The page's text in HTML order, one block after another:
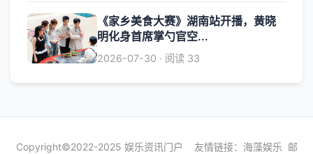
《家乡美食大赛》湖南站开播，黄晓
明化身首席掌勺官空...
2026-07-30 · 阅读 33
Copyright©2022-2025 娱乐资讯门户 友情链接： 海藻娱乐 邮